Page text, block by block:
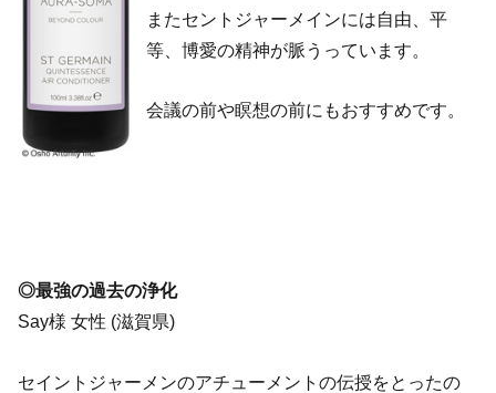
またセントジャーメインには自由、平
等、博愛の精神が脈うっています。
会議の前や瞑想の前にもおすすめです。
◎最強の過去の浄化
Say様 女性 (滋賀県)
セイントジャーメンのアチューメントの伝授をとったの